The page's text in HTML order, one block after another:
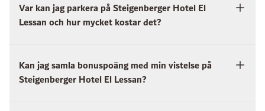
Var kan jag parkera på Steigenberger Hotel El
Lessan och hur mycket kostar det?
Kan jag samla bonuspoäng med min vistelse på
Steigenberger Hotel El Lessan?